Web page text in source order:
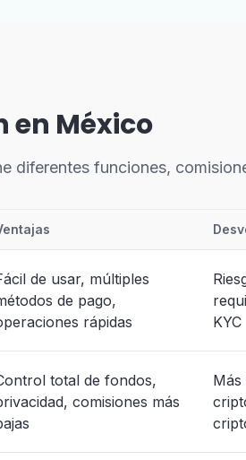
México
diferentes funciones,
de usar, múltiples
de pago,
rápidas
KYC
total de fondos,
comisiones más
Más